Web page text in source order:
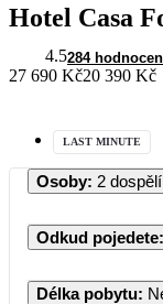
Hotel Casa
4.5284
27 690 Kč20 390 Kč
LAST MINUTE
Osoby: 2 dospělí
Odkud pojedete:
Délka pobytu: